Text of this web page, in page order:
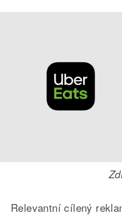
Relevantní cílený